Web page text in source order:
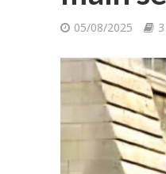
05/08/2025